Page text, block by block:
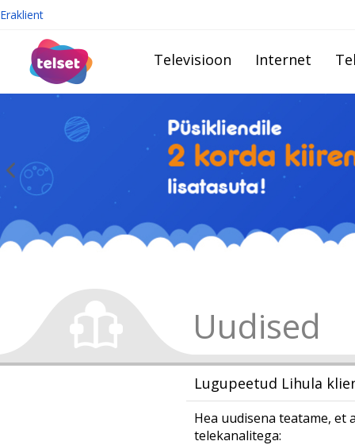
Eraklient
Televisioon Internet
Uudised
Lugupeetud Lihula
Hea uudisena teatame, et
telekanalitega: